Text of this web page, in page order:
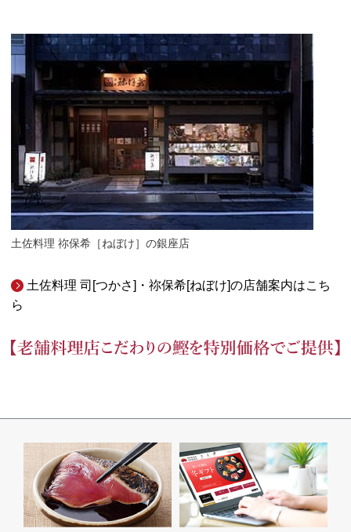
土佐料理 祢保希［ねぼけ］の銀座店
土佐料理 司[つかさ]・祢保希[ねぼけ]の店舗案内はこち
ら